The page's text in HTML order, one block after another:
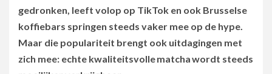
gedronken, leeft volop op TikTok en ook Brusselse
koffiebars springen steeds vaker mee op de hype.
Maar die populariteit brengt ook uitdagingen met
zich mee: echte kwaliteitsvolle matcha wordt steeds